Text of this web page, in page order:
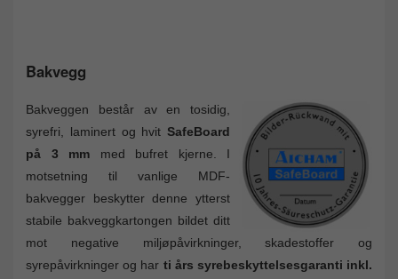
Bakvegg
Bakveggen består av en tosidig,
syrefri, laminert og hvit SafeBoard
på 3 mm med bufret kjerne. I
motsetning til vanlige MDF-
bakvegger beskytter denne ytterst
stabile bakveggkartongen bildet ditt
mot negative miljøpåvirkninger, skadestoffer og
syrepåvirkninger og har ti års syrebeskyttelsesgaranti inkl.